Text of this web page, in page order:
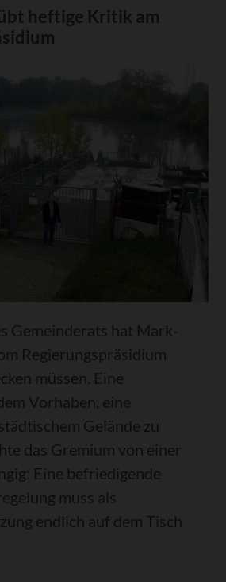
heftige Kritik am
Gemeinderats hat Mark-
Regierungspräsidium
müssen. Eine
Vorhaben, eine
Gelände zu
das Gremium von einer
Eine befriedigende
muss als
endlich auf dem Tisch